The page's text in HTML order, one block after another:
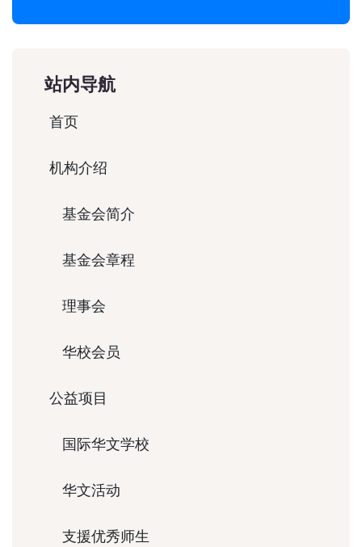
站内导航
首页
机构介绍
基金会简介
基金会章程
理事会
华校会员
公益项目
国际华文学校
华文活动
支援优秀师生